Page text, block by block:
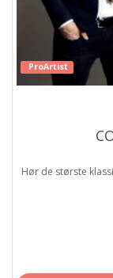
ProArtist
Hør de største